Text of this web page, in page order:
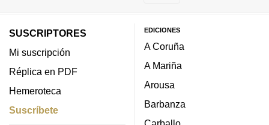
SUSCRIPTORES
Mi suscripción
Réplica en PDF
Hemeroteca
Suscríbete
EDICIONES
A Coruña
A Mariña
Arousa
Barbanza